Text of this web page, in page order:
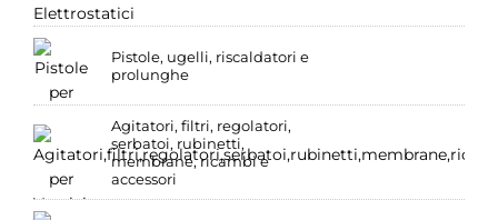
Pistole, ugelli, riscaldatori e
prolunghe
Agitatori, filtri, regolatori,
serbatoi, rubinetti,
membrane, ricambi e
accessori